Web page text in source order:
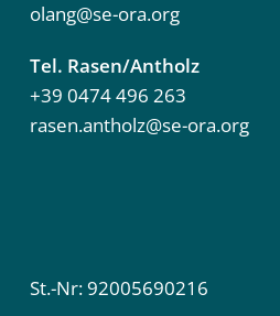
olang@se-ora.org
Tel. Rasen/Antholz
+39 0474 496 263
rasen.antholz@se-ora.org
St.-Nr: 92005690216